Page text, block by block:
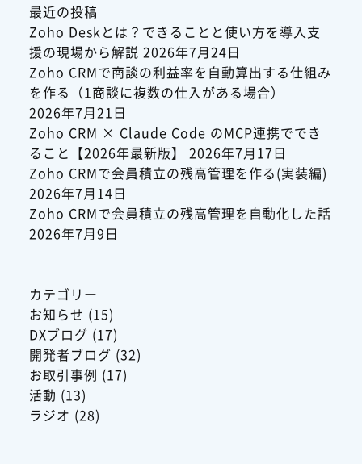
最近の投稿
Zoho Deskとは？できることと使い方を導入支
援の現場から解説 2026年7月24日
Zoho CRMで商談の利益率を自動算出する仕組み
を作る（1商談に複数の仕入がある場合）
2026年7月21日
Zoho CRM × Claude Code のMCP連携ででき
ること【2026年最新版】
2026年7月17日
Zoho CRMで会員積立の残高管理を作る(実装編)
2026年7月14日
Zoho CRMで会員積立の残高管理を自動化した話
2026年7月9日
カテゴリー
お知らせ (15)
DXブログ (17)
開発者ブログ (32)
お取引事例 (17)
活動 (13)
ラジオ (28)